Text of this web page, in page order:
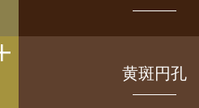
黄斑円孔